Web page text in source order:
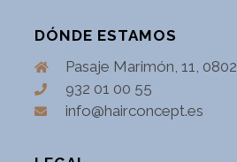
DÓNDE ESTAMOS
Pasaje Marimón, 11,
932 01 00 55
info@hairconcept.es